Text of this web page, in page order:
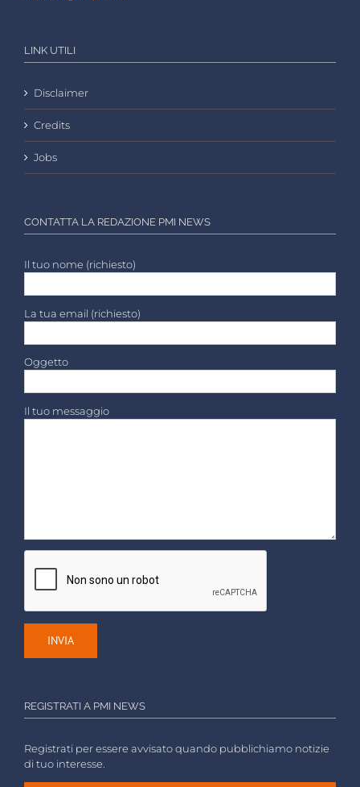
LINK UTILI
Disclaimer
Credits
Jobs
CONTATTA LA REDAZIONE PMI NEWS
Il tuo nome (richiesto)
La tua email (richiesto)
Oggetto
Il tuo messaggio
REGISTRATI A PMI NEWS
Registrati per essere avvisato quando pubblichiamo notizie
di tuo interesse.